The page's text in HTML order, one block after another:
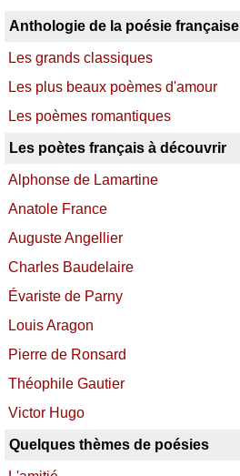
Anthologie de la poésie française
Les grands classiques
Les plus beaux poèmes d'amour
Les poèmes romantiques
Les poètes français à découvrir
Alphonse de Lamartine
Anatole France
Auguste Angellier
Charles Baudelaire
Évariste de Parny
Louis Aragon
Pierre de Ronsard
Théophile Gautier
Victor Hugo
Quelques thèmes de poésies